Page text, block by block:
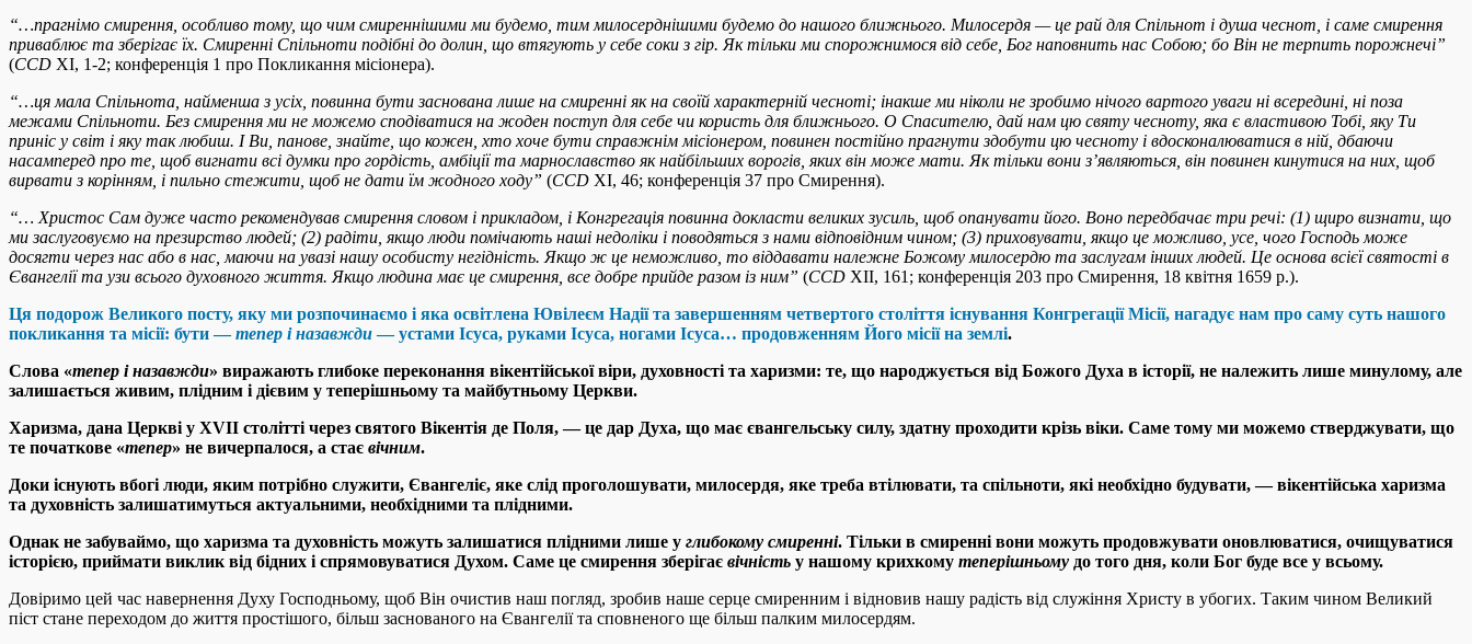
“…прагнімо смирення, особливо тому, що чим смиреннішими ми будемо, тим милосерднішими будемо до нашого ближнього. Милосердя — це рай для Спільнот і душа чеснот, і саме смирення
приваблює та зберігає їх. Смиренні Спільноти подібні до долин, що втягують у себе соки з гір. Як тільки ми спорожнимося від себе, Бог наповнить нас Собою; бо Він не терпить порожнечі”
(CCD XI, 1-2; конференція 1 про Покликання місіонера).
“…ця мала Спільнота, найменша з усіх, повинна бути заснована лише на смиренні як на своїй характерній чесноті; інакше ми ніколи не зробимо нічого вартого уваги ні всередині, ні поза
межами Спільноти. Без смирення ми не можемо сподіватися на жоден поступ для себе чи користь для ближнього. О Спасителю, дай нам цю святу чесноту, яка є властивою Тобі, яку Ти
приніс у світ і яку так любиш. І Ви, панове, знайте, що кожен, хто хоче бути справжнім місіонером, повинен постійно прагнути здобути цю чесноту і вдосконалюватися в ній, дбаючи
насамперед про те, щоб вигнати всі думки про гордість, амбіції та марнославство як найбільших ворогів, яких він може мати. Як тільки вони з’являються, він повинен кинутися на них, щоб
вирвати з корінням, і пильно стежити, щоб не дати їм жодного ходу” (CCD XI, 46; конференція 37 про Смирення).
“… Христос Сам дуже часто рекомендував смирення словом і прикладом, і Конгрегація повинна докласти великих зусиль, щоб опанувати його. Воно передбачає три речі: (1) щиро визнати, що
ми заслуговуємо на презирство людей; (2) радіти, якщо люди помічають наші недоліки і поводяться з нами відповідним чином; (3) приховувати, якщо це можливо, усе, чого Господь може
досягти через нас або в нас, маючи на увазі нашу особисту негідність. Якщо ж це неможливо, то віддавати належне Божому милосердю та заслугам інших людей. Це основа всієї святості в
Євангелії та узи всього духовного життя. Якщо людина має це смирення, все добре прийде разом із ним” (CCD XII, 161; конференція 203 про Смирення, 18 квітня 1659 р.).
Ця подорож Великого посту, яку ми розпочинаємо і яка освітлена Ювілеєм Надії та завершенням четвертого століття існування Конгрегації Місії, нагадує нам про саму суть нашого
покликання та місії: бути —тепер і назавжди— устами Ісуса, руками Ісуса, ногами Ісуса… продовженням Його місії на землі.
Слова «тепер і назавжди» виражають глибоке переконання вікентійської віри, духовності та харизми: те, що народжується від Божого Духа в історії, не належить лише минулому, але
залишається живим, плідним і дієвим у теперішньому та майбутньому Церкви.
Харизма, дана Церкві у XVII столітті через святого Вікентія де Поля, — це дар Духа, що має євангельську силу, здатну проходити крізь віки. Саме тому ми можемо стверджувати, що
те початкове «тепер» не вичерпалося, а стає вічним.
Доки існують вбогі люди, яким потрібно служити, Євангеліє, яке слід проголошувати, милосердя, яке треба втілювати, та спільноти, які необхідно будувати, — вікентійська харизма
та духовність залишатимуться актуальними, необхідними та плідними.
Однак не забуваймо, що харизма та духовність можуть залишатися плідними лише у глибокому смиренні. Тільки в смиренні вони можуть продовжувати оновлюватися, очищуватися
історією, приймати виклик від бідних і спрямовуватися Духом. Саме це смирення зберігає вічність у нашому крихкому теперішньому до того дня, коли Бог буде все у всьому.
Довіримо цей час навернення Духу Господньому, щоб Він очистив наш погляд, зробив наше серце смиренним і відновив нашу радість від служіння Христу в убогих. Таким чином Великий
піст стане переходом до життя простішого, більш заснованого на Євангелії та сповненого ще більш палким милосердям.